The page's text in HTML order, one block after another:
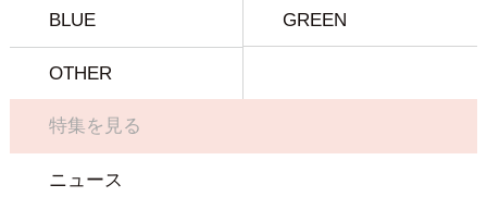
BLUE GREEN
OTHER
特集を見る
ニュース